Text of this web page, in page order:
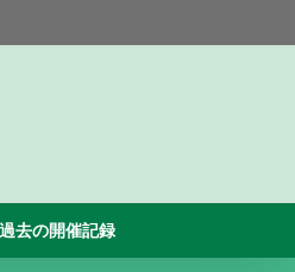
過去の開催記録